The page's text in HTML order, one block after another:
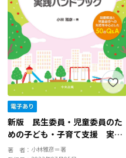
新版 民生委員・児童委員のた
めの子ども・子育て支援 実践
ハンドブック 制度解説と児童
著 者： 小林雅彦＝著